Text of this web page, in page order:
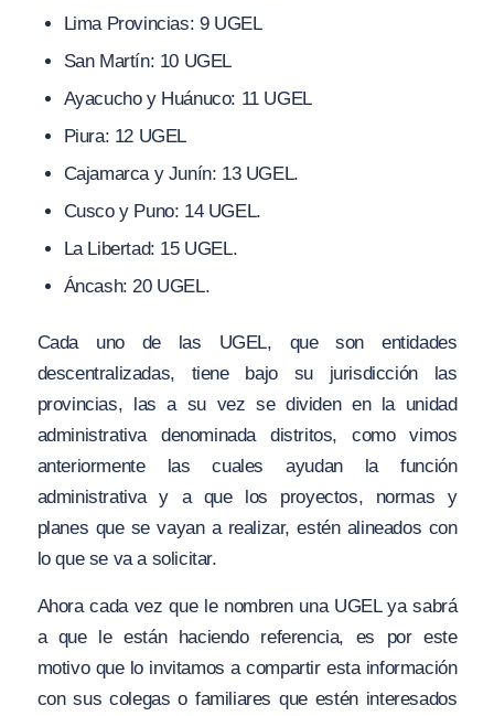
Lima Provincias: 9 UGEL
San Martín: 10 UGEL
Ayacucho y Huánuco: 11 UGEL
Piura: 12 UGEL
Cajamarca y Junín: 13 UGEL.
Cusco y Puno: 14 UGEL.
La Libertad: 15 UGEL.
Áncash: 20 UGEL.
Cada uno de las UGEL, que son entidades
descentralizadas, tiene bajo su jurisdicción las
provincias, las a su vez se dividen en la unidad
administrativa denominada distritos, como vimos
anteriormente las cuales ayudan la función
administrativa y a que los proyectos, normas y
planes que se vayan a realizar, estén alineados con
lo que se va a solicitar.
Ahora cada vez que le nombren una UGEL ya sabrá
a que le están haciendo referencia, es por este
motivo que lo invitamos a compartir esta información
con sus colegas o familiares que estén interesados